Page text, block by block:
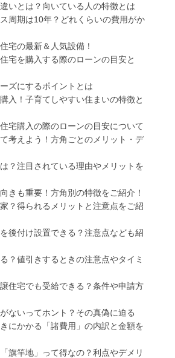
いとは？向いている人の特徴とは
周期は10年？どれくらいの費用がか
宅の最新＆人気設備！
宅を購入する際のローンの目安と
ズにするポイントとは
入！子育てしやすい住まいの特徴と
宅購入の際のローンの目安について
考えよう！方角ごとのメリット・デ
？注目されている理由やメリットを
きも重要！方角別の特徴をご紹介！
？得られるメリットと注意点をご紹
後付け設置できる？注意点なども紹
？値引きするときの注意点やタイミ
住宅でも受給できる？条件や申請方
ないってホント？その真偽に迫る
にかかる「諸費用」の内訳と金額を
旗竿地」って得なの？利点やデメリ